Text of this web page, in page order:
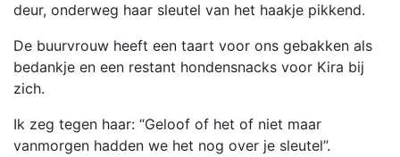
deur, onderweg haar sleutel van het haakje pikkend.
De buurvrouw heeft een taart voor ons gebakken als
bedankje en een restant hondensnacks voor Kira bij
zich.
Ik zeg tegen haar: “Geloof of het of niet maar
vanmorgen hadden we het nog over je sleutel”.